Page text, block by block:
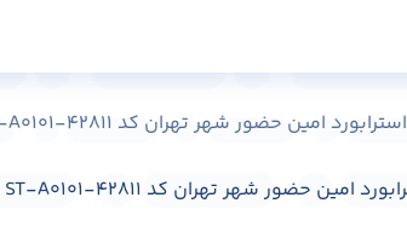
استرابورد امین حضور شهر تهران کد ST-A0101-42811